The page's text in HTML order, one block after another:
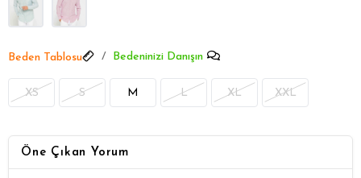
Beden Tablosu Bedeninizi Danışın
XS S M L XL XXL
Öne Çıkan Yorum